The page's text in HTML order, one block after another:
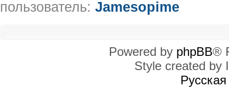
пользователь: Jamesopime
Powered by phpBB®
Style created by